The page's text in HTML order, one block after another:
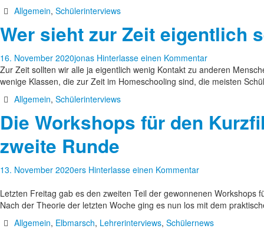
Allgemein, Schülerinterviews
Wer sieht zur Zeit eigentlich
16. November 2020jonas Hinterlasse einen Kommentar
Zur Zeit sollten wir alle ja eigentlich wenig Kontakt zu anderen
wenige Klassen, die zur Zeit im Homeschooling sind, die meisten
Allgemein, Schülerinterviews
Die Workshops für den
zweite Runde
13. November 2020ers Hinterlasse einen Kommentar
Letzten Freitag gab es den zweiten Teil der gewonnenen Workshops
Nach der Theorie der letzten Woche ging es nun los mit dem
Allgemein, Elbmarsch, Lehrerinterviews, Schülernews